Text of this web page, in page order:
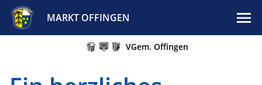
MARKT OFFINGEN
VGem. Offingen